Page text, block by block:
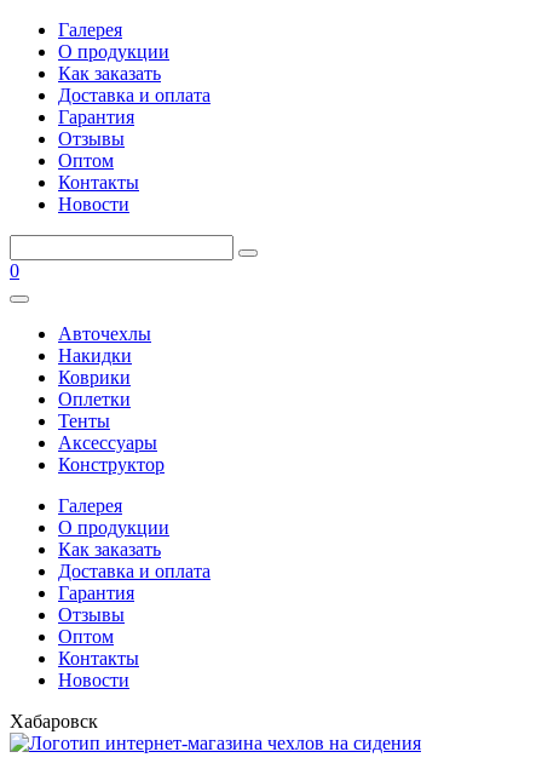
Галерея
О продукции
Как заказать
Доставка и оплата
Гарантия
Отзывы
Оптом
Контакты
Новости
0
Авточехлы
Накидки
Коврики
Оплетки
Тенты
Аксессуары
Конструктор
Галерея
О продукции
Как заказать
Доставка и оплата
Гарантия
Отзывы
Оптом
Контакты
Новости
Хабаровск